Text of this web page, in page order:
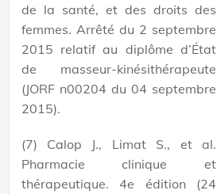
de la santé, et des droits des
femmes. Arrêté du 2 septembre
2015 relatif au diplôme d’État
de masseur-kinésithérapeute
(JORF n00204 du 04 septembre
2015).
(7) Calop J., Limat S., et al.
Pharmacie clinique et
thérapeutique. 4e édition (24